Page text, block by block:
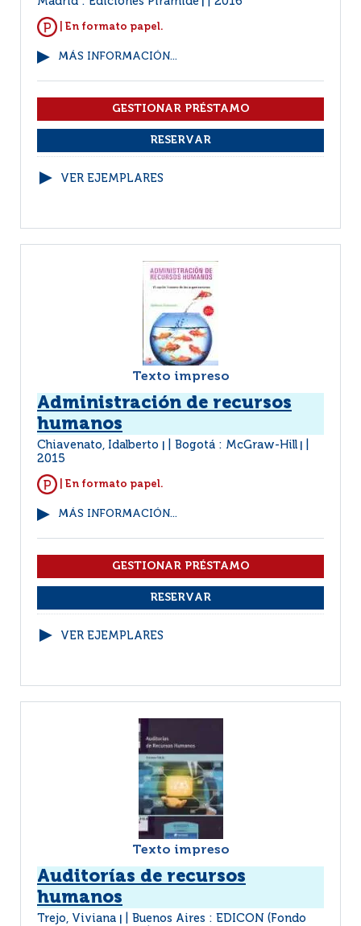
| En formato papel.
MÁS INFORMACIÓN...
VER EJEMPLARES
Texto impreso
Administración de recursos
humanos
Chiavenato, Idalberto Bogotá : McGraw-Hill
2015
| En formato papel.
MÁS INFORMACIÓN...
VER EJEMPLARES
Texto impreso
Auditorías de recursos
humanos
Trejo, Viviana
Buenos Aires : EDICON (Fondo